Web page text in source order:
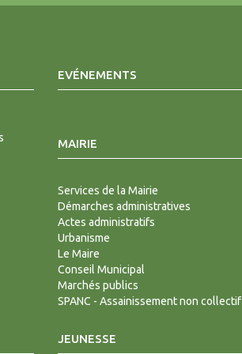
EVÉNEMENTS
MAIRIE
Services de la Mairie
Démarches administratives
Actes administratifs
Urbanisme
Le Maire
Conseil Municipal
Marchés publics
SPANC - Assainissement non collectif
JEUNESSE